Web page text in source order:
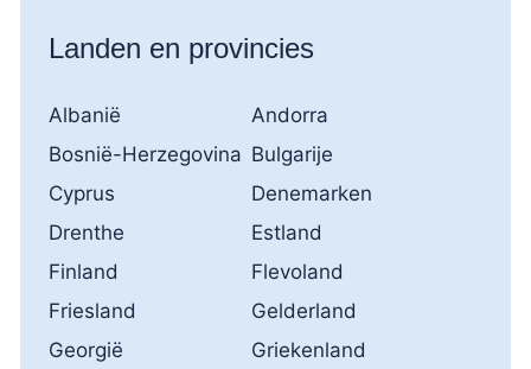
Landen en provincies
Albanië
Andorra
Bosnië-Herzegovina Bulgarije
Cyprus
Denemarken
Drenthe
Estland
Finland
Flevoland
Friesland
Gelderland
Georgië
Griekenland